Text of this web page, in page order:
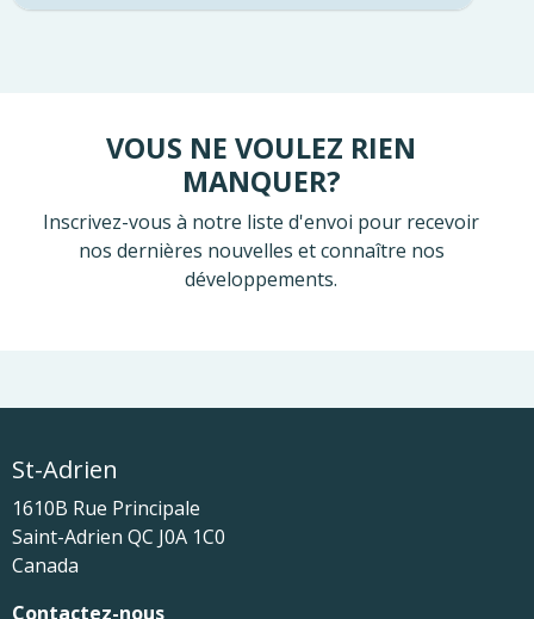
VOUS NE VOULEZ RIEN
MANQUER?
Inscrivez-vous à notre liste d'envoi pour recevoir
nos dernières nouvelles et connaître nos
développements.
St-Adrien
1610B Rue Principale
Saint-Adrien QC J0A 1C0
Canada
Contactez-nous